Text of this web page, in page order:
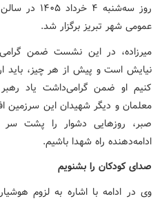
روز سه‌شنبه
عمومی شهر تبریز برگزار شد.
میرزاده، در این نشست ضمن
نیایش است و پیش از هر چیز، باید
کنیم او ضمن گرامی‌داشت یاد رهبر
معلمان و دیگر شهیدان این سرزمین
صبر، روزهایی دشوار را پشت سر
ادامه‌دهنده راه شهدا باشیم.
صدای کودکان را بشنویم
وی در ادامه با اشاره به لزوم